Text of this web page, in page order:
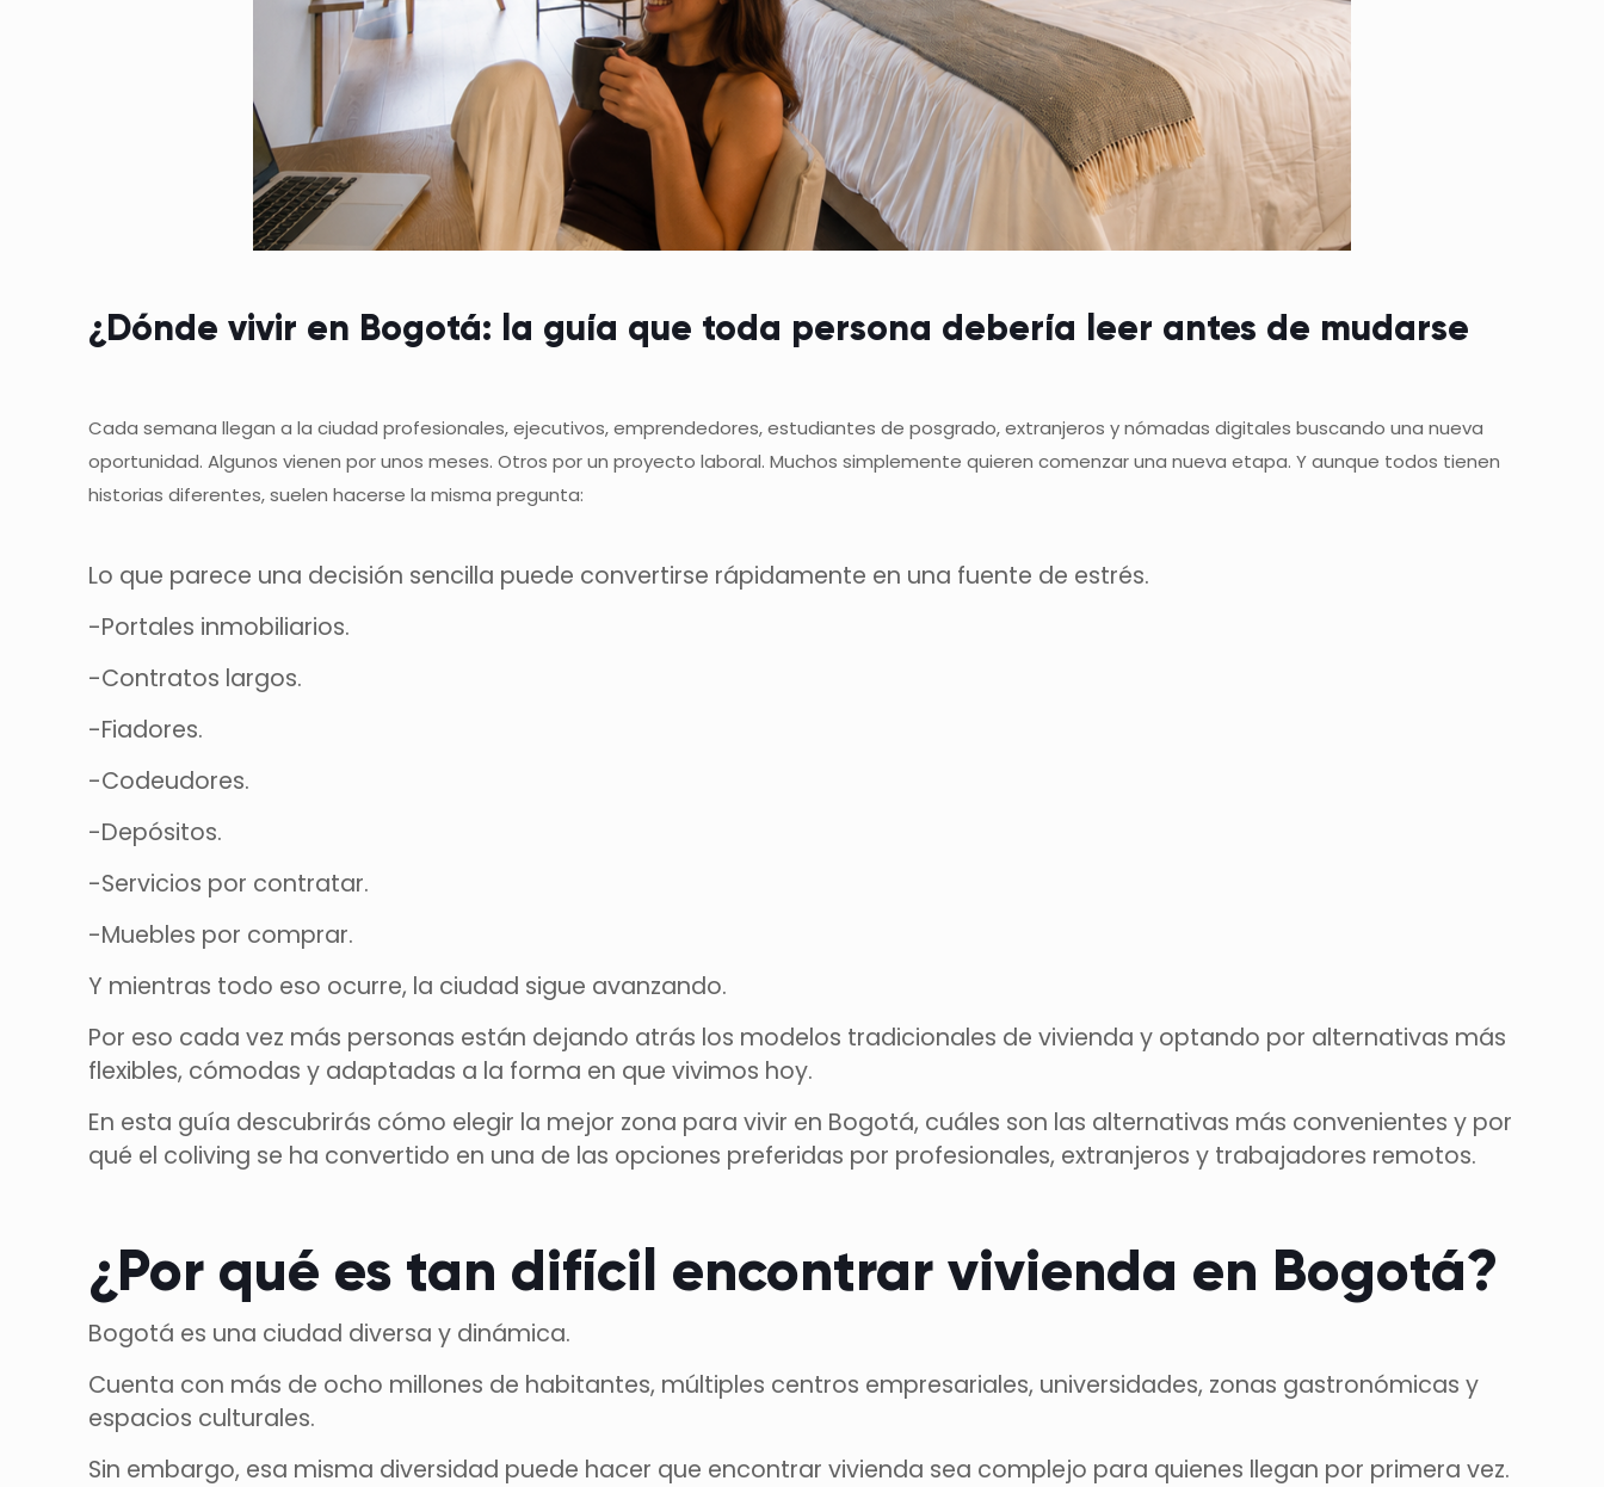
¿Dónde vivir en Bogotá: la guía que toda persona debería leer antes de mudarse
Cada semana llegan a la ciudad profesionales, ejecutivos, emprendedores, estudiantes de posgrado, extranjeros y nómadas digitales buscando una nueva
oportunidad. Algunos vienen por unos meses. Otros por un proyecto laboral. Muchos simplemente quieren comenzar una nueva etapa. Y aunque todos tienen
historias diferentes, suelen hacerse la misma pregunta:
Lo que parece una decisión sencilla puede convertirse rápidamente en una fuente de estrés.
-Portales inmobiliarios.
-Contratos largos.
-Fiadores.
-Codeudores.
-Depósitos.
-Servicios por contratar.
-Muebles por comprar.
Y mientras todo eso ocurre, la ciudad sigue avanzando.
Por eso cada vez más personas están dejando atrás los modelos tradicionales de vivienda y optando por alternativas más
flexibles, cómodas y adaptadas a la forma en que vivimos hoy.
En esta guía descubrirás cómo elegir la mejor zona para vivir en Bogotá, cuáles son las alternativas más convenientes y por
qué el coliving se ha convertido en una de las opciones preferidas por profesionales, extranjeros y trabajadores remotos.
¿Por qué es tan difícil encontrar vivienda en Bogotá?
Bogotá es una ciudad diversa y dinámica.
Cuenta con más de ocho millones de habitantes, múltiples centros empresariales, universidades, zonas gastronómicas y
espacios culturales.
Sin embargo, esa misma diversidad puede hacer que encontrar vivienda sea complejo para quienes llegan por primera vez.